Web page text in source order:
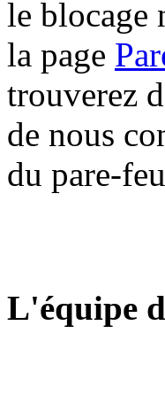
le blocage
la page
trouverez
de nous
du pare-
L'équipe